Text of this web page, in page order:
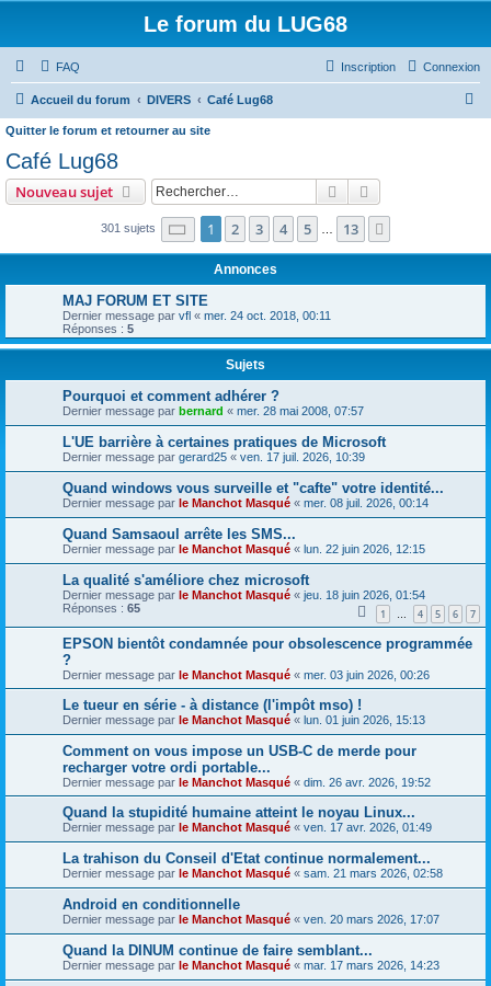
Le forum du LUG68
FAQ Connexion
Inscription
Accueil du forum DIVERS Café Lug68
c
h
r
Quitter le forum et retourner au site
Café Lug68
Nouveau sujet Rechercher
301 sujets Page 1sur13
1 2 3 4 5 13
Annonces
MAJ FORUM ET SITE
Dernier message par vfl « mer. 24 oct. 2018, 00:11
Réponses : 5
Sujets
Pourquoi et comment adhérer ?
Dernier message par bernard « mer. 28 mai 2008, 07:57
L'UE barrière à certaines pratiques de Microsoft
Dernier message par gerard25 « ven. 17 juil. 2026, 10:39
Quand windows vous surveille et "cafte" votre identité...
Dernier message par le Manchot Masqué « mer. 08 juil. 2026, 00:14
Quand Samsaoul arrête les SMS...
Dernier message par le Manchot Masqué « lun. 22 juin 2026, 12:15
La qualité s'améliore chez microsoft
Dernier message par le Manchot Masqué « jeu. 18 juin 2026, 01:54
Réponses : 65 1 … 4 5 6 7
EPSON bientôt condamnée pour obsolescence programmée
?
Dernier message par le Manchot Masqué « mer. 03 juin 2026, 00:26
Le tueur en série - à distance (l'impôt mso) !
Dernier message par le Manchot Masqué « lun. 01 juin 2026, 15:13
Comment on vous impose un USB-C de merde pour
recharger votre ordi portable...
Dernier message par le Manchot Masqué « dim. 26 avr. 2026, 19:52
Quand la stupidité humaine atteint le noyau Linux...
Dernier message par le Manchot Masqué « ven. 17 avr. 2026, 01:49
La trahison du Conseil d'Etat continue normalement...
Dernier message par le Manchot Masqué « sam. 21 mars 2026, 02:58
Android en conditionnelle
Dernier message par le Manchot Masqué « ven. 20 mars 2026, 17:07
Quand la DINUM continue de faire semblant...
Dernier message par le Manchot Masqué « mar. 17 mars 2026, 14:23